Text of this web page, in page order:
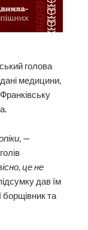
голова
медицини,
, —
це не
дав їм
борщівник та